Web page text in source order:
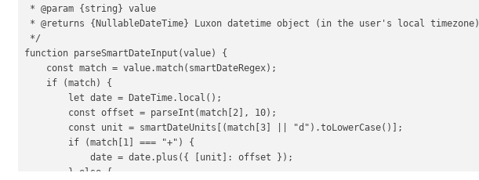
* @param {string} value
* @returns {NullableDateTime} Luxon datetime object (in the user's local timezone)
*/
function parseSmartDateInput(value) {
    const match = value.match(smartDateRegex);
    if (match) {
        let date = DateTime.local();
        const offset = parseInt(match[2], 10);
        const unit = smartDateUnits[(match[3] || "d").toLowerCase()];
        if (match[1] === "+") {
            date = date.plus({ [unit]: offset });
        } else {